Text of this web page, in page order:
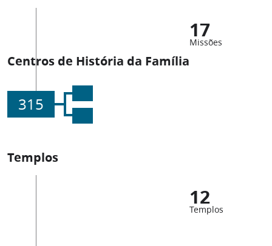
17
Missões
Centros de História da Família
315
Templos
12
Templos